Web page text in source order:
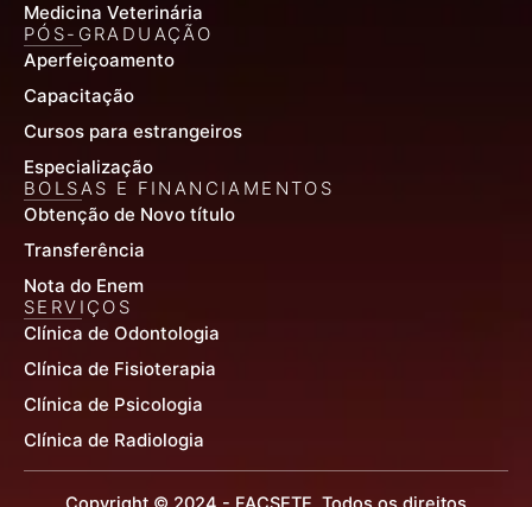
Medicina Veterinária
PÓS-GRADUAÇÃO
Aperfeiçoamento
Capacitação
Cursos para estrangeiros
Especialização
BOLSAS E FINANCIAMENTOS
Obtenção de Novo título
Transferência
Nota do Enem
SERVIÇOS
Clínica de Odontologia
Clínica de Fisioterapia
Clínica de Psicologia
Clínica de Radiologia